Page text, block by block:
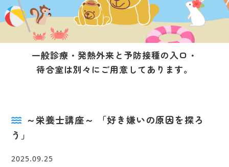
一般診療・発熱外来と予防接種の入口・
待合室は別々にご用意してあります。
～栄養士講座～ 「好き嫌いの原因を探ろ
う」
2025.09.25